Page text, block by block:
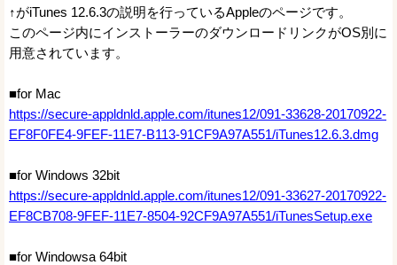
↑がiTunes 12.6.3の説明を行っているAppleのページです。
このページ内にインストーラーのダウンロードリンクがOS別に
用意されています。
■for Mac
https://secure-appldnld.apple.com/itunes12/091-33628-20170922-
EF8F0FE4-9FEF-11E7-B113-91CF9A97A551/iTunes12.6.3.dmg
■for Windows 32bit
https://secure-appldnld.apple.com/itunes12/091-33627-20170922-
EF8CB708-9FEF-11E7-8504-92CF9A97A551/iTunesSetup.exe
■for Windowsa 64bit